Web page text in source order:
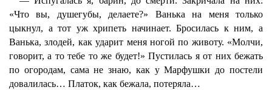
«Что вы, душегубы, делаете?» Ванька на меня только
цыкнул, а тот уж хрипеть начинает. Бросилась к ним, а
Ванька, злодей, как ударит меня ногой по животу. «Молчи,
говорит, а то тебе то же будет!» Пустилась я от них бежать
по огородам, сама не знаю, как у Марфушки до постели
довалилась… Платок, как бежала, потеряла…